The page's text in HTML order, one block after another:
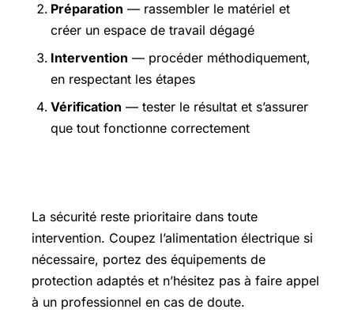
Préparation — rassembler le matériel et
créer un espace de travail dégagé
Intervention — procéder méthodiquement,
en respectant les étapes
Vérification — tester le résultat et s’assurer
que tout fonctionne correctement
La sécurité reste prioritaire dans toute
intervention. Coupez l’alimentation électrique si
nécessaire, portez des équipements de
protection adaptés et n’hésitez pas à faire appel
à un professionnel en cas de doute.